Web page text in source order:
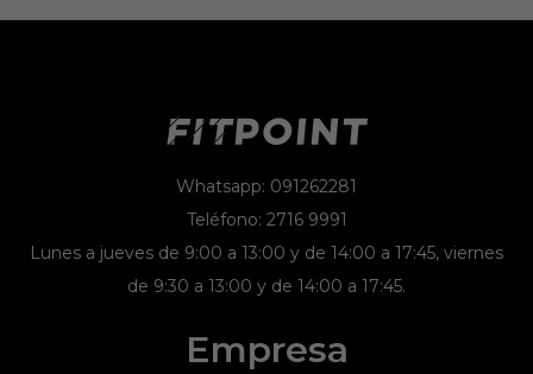
Whatsapp: 091262281
Teléfono: 2716 9991
Lunes a jueves de 9:00 a 13:00 y de 14:00 a 17:45, viernes
de 9:30 a 13:00 y de 14:00 a 17:45.
Empresa